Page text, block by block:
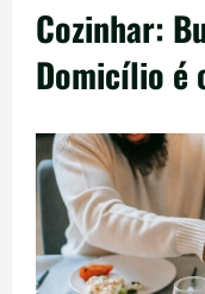
Cozinhar:
Domicílio é